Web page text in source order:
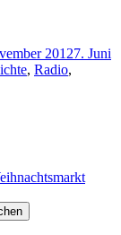
20127. Juni
, Radio,